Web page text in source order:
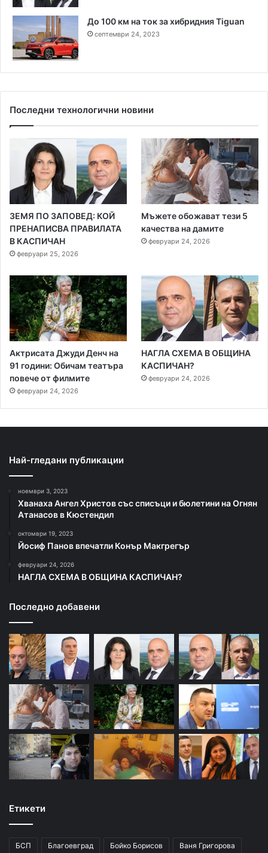
До 100 км на ток за хибридния Tiguan
септември 24, 2023
Последни технологични новини
ЗЕМЯ ПО ЗАПОВЕД: КОЙ
ПРЕНАПИСВА ПРАВИЛАТА
В КАСПИЧАН
февруари 25, 2026
Мъжете обожават тези 5
качества на дамите
февруари 24, 2026
Актрисата Джуди Денч на
91 години: Обичам театъра
повече от филмите
февруари 24, 2026
НАГЛА СХЕМА В ОБЩИНА
КАСПИЧАН?
февруари 24, 2026
Най-гледани публикации
ноември 3, 2023
Хванаха Ангел Христов със списъци и бюлетини на Огнян
Атанасов в Кюстендил
октомври 19, 2023
Йосиф Панов впечатли Конър Макгрегър
февруари 24, 2026
НАГЛА СХЕМА В ОБЩИНА КАСПИЧАН?
Последно добавени
Етикети
БСП Благоевград Бойко Борисов Ваня Григорова